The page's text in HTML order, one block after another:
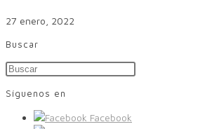
27 enero, 2022
Buscar
Síguenos en
Facebook